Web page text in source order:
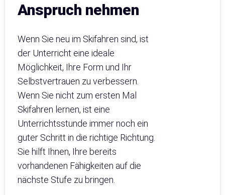
Anspruch nehmen
Wenn Sie neu im Skifahren sind, ist
der Unterricht eine ideale
Möglichkeit, Ihre Form und Ihr
Selbstvertrauen zu verbessern.
Wenn Sie nicht zum ersten Mal
Skifahren lernen, ist eine
Unterrichtsstunde immer noch ein
guter Schritt in die richtige Richtung.
Sie hilft Ihnen, Ihre bereits
vorhandenen Fähigkeiten auf die
nächste Stufe zu bringen.